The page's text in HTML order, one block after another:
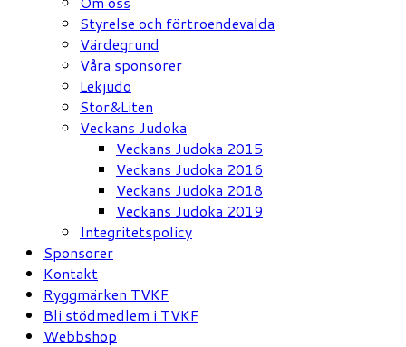
Styrelse och förtroendevalda
Värdegrund
Våra sponsorer
Lekjudo
Stor&Liten
Veckans Judoka
Veckans Judoka 2015
Veckans Judoka 2016
Veckans Judoka 2018
Veckans Judoka 2019
Integritetspolicy
Sponsorer
Kontakt
Ryggmärken TVKF
Bli stödmedlem i TVKF
Webbshop